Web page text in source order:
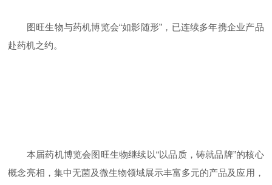
图旺生物与药机博览会“如影随形”，已连续多年携企业产品
赴药机之约。
本届药机博览会图旺生物继续以“以品质，铸就品牌”的核心
概念亮相，集中无菌及微生物领域展示丰富多元的产品及应用，